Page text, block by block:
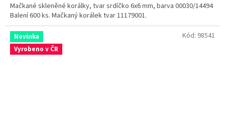
Mačkané skleněné korálky, tvar srdíčko 6x6 mm, barva 00030/14494
Balení 600 ks. Mačkaný korálek tvar 11179001.
Novinka
Vyrobeno v ČR
Kód: 98541